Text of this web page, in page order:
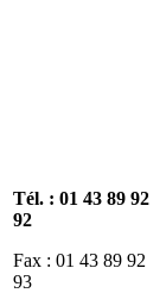
Tél. : 01 43 89 92
92
Fax : 01 43 89 92
93